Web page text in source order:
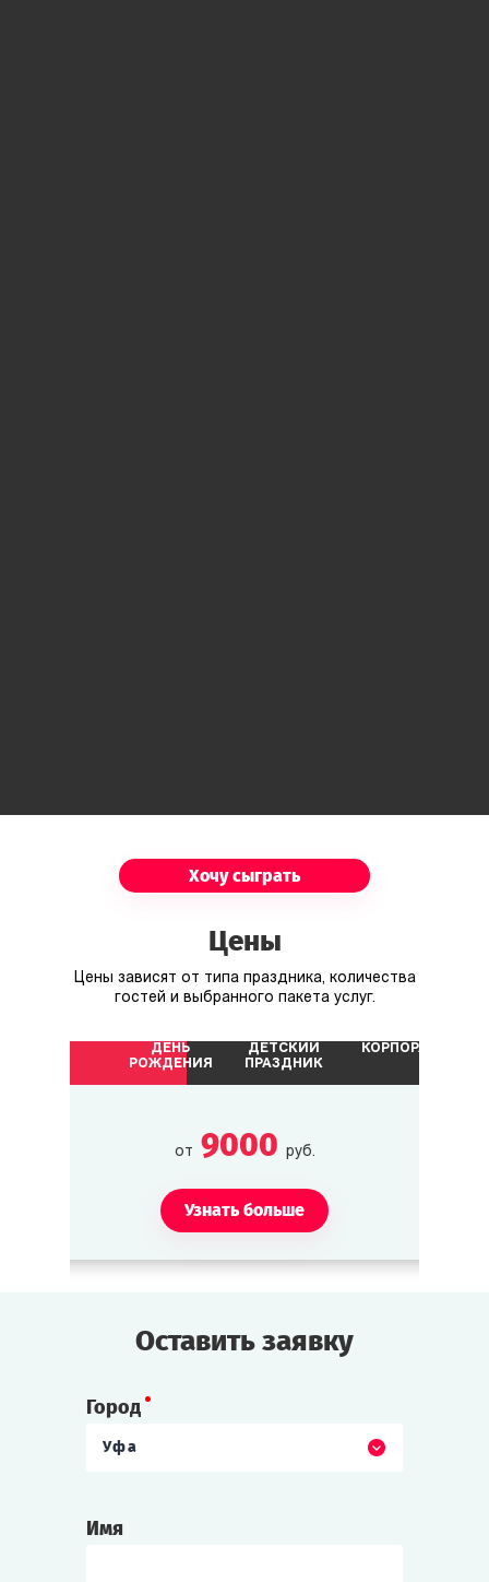
Хочу сыграть
Цены
Цены зависят от типа праздника, количества
гостей и выбранного пакета услуг.
ДЕНЬ
РОЖДЕНИЯ
ДЕТСКИЙ
ПРАЗДНИК
КОРПОРАТИВ
от 9000 руб.
Узнать больше
Оставить заявку
Город
Уфа
Имя